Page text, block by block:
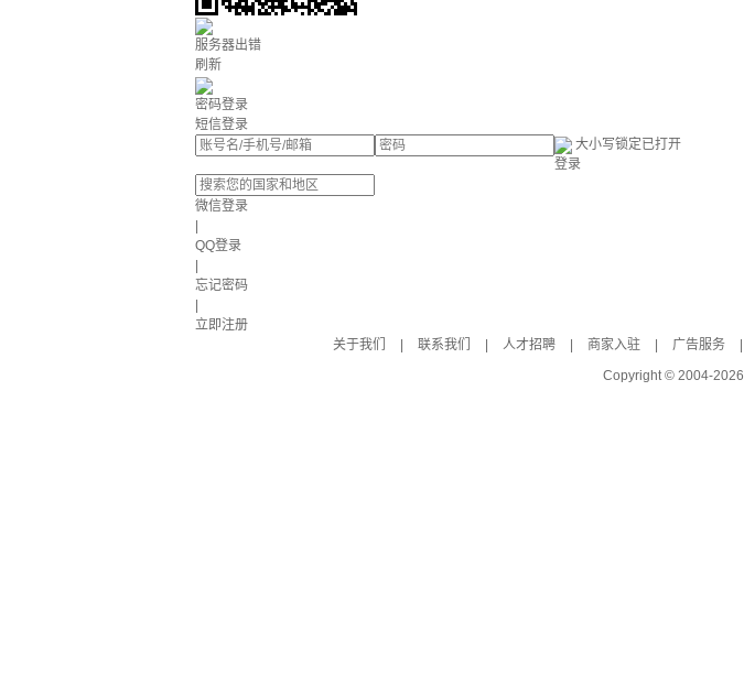
服务器出错
刷新
密码登录
短信登录
大小写锁定已打开
登录
微信登录
QQ登录
忘记密码
立即注册
关于我们
联系我们 人才招聘 商家入驻 广告服务
Copyright © 2004-2026